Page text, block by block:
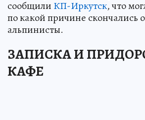
сообщили КП-Иркутск, что
по какой причине скончались
альпинисты.
ЗАПИСКА И
КАФЕ